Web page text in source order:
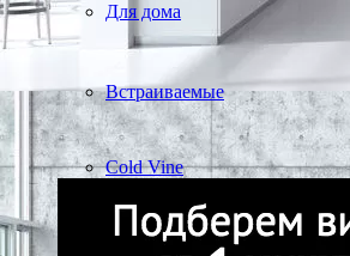
Для дома
Встраиваемые
Cold Vine